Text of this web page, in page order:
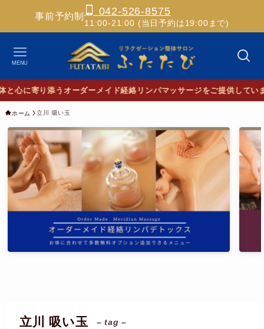
事前予約制 042-526-8575
11:00-21:00 (当日予約は19:00まで)
MENU
に寄り添うオーダーメイド経絡リンパマッサージをご提供しています
ホーム 立川 吸い玉
立川 吸い玉 – tag –